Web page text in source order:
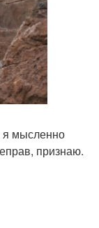
я мысленно
признаю.